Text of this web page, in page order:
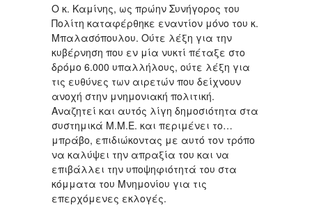
Ο κ. Καμίνης, ως πρώην Συνήγορος του
Πολίτη καταφέρθηκε εναντίον μόνο του κ.
Μπαλασόπουλου. Ούτε λέξη για την
κυβέρνηση που εν μία νυκτί πέταξε στο
δρόμο 6.000 υπαλλήλους, ούτε λέξη για
τις ευθύνες των αιρετών που δείχνουν
ανοχή στην μνημονιακή πολιτική.
Αναζητεί και αυτός λίγη δημοσιότητα στα
συστημικά Μ.Μ.Ε. και περιμένει το…
μπράβο, επιδιώκοντας με αυτό τον τρόπο
να καλύψει την απραξία του και να
επιβάλλει την υποψηφιότητά του στα
κόμματα του Μνημονίου για τις
επερχόμενες εκλογές.